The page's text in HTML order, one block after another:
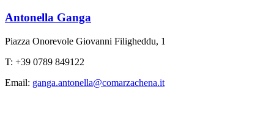
Antonella Ganga
Piazza Onorevole Giovanni Filigheddu, 1
T: +39 0789 849122
Email: ganga.antonella@comarzachena.it